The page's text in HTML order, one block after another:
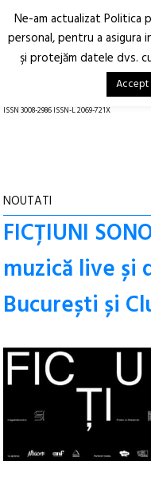
Arhitectură.
Oraș.
ISSN 3008-2986 ISSN-L 2069-721X
NOUTATI
FICȚIUNI
muzică live și
București și
Ne-am actualizat Politica
personal, pentru a asigura
şi protejăm datele dvs.
Accept